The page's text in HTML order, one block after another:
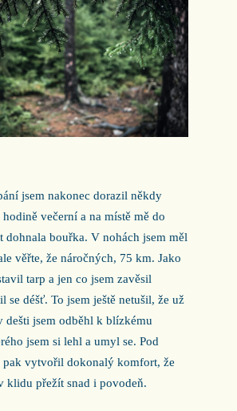
jsem nakonec dorazil někdy
večerní a na místě mě do
dohnala bouřka. V nohách jsem měl
věřte, že náročných, 75 km. Jako
tarp a jen co jsem zavěsil
se déšť. To jsem ještě netušil, že už
dešti jsem odběhl k blízkému
jsem si lehl a umyl se. Pod
pak vytvořil dokonalý komfort, že
klidu přežít snad i povodeň.